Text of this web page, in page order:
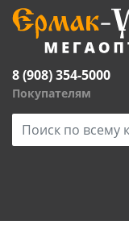
8 (908) 354-5000
Покупателям